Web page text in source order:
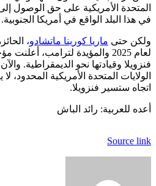
المتحدة الأمريكية على حق الوصول
في هذا البلد الواقع في أمريكا الجنوبية.
ولكن حتى ماريا كورينا ماتشادو،
لعام 2025 والمؤيدة لترامب،
فنزويلا وقيادتها نحو الديمقراطية.
الولايات المتحدة الأمريكية
اتجاه ستسير فنزويلا.
أعده للعربية: رائد الباش
Source link